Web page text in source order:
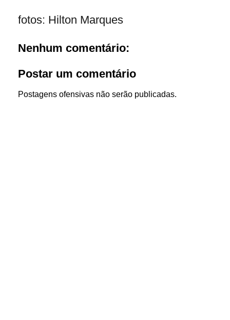
fotos: Hilton Marques
Nenhum comentário:
Postar um comentário
Postagens ofensivas não serão publicadas.